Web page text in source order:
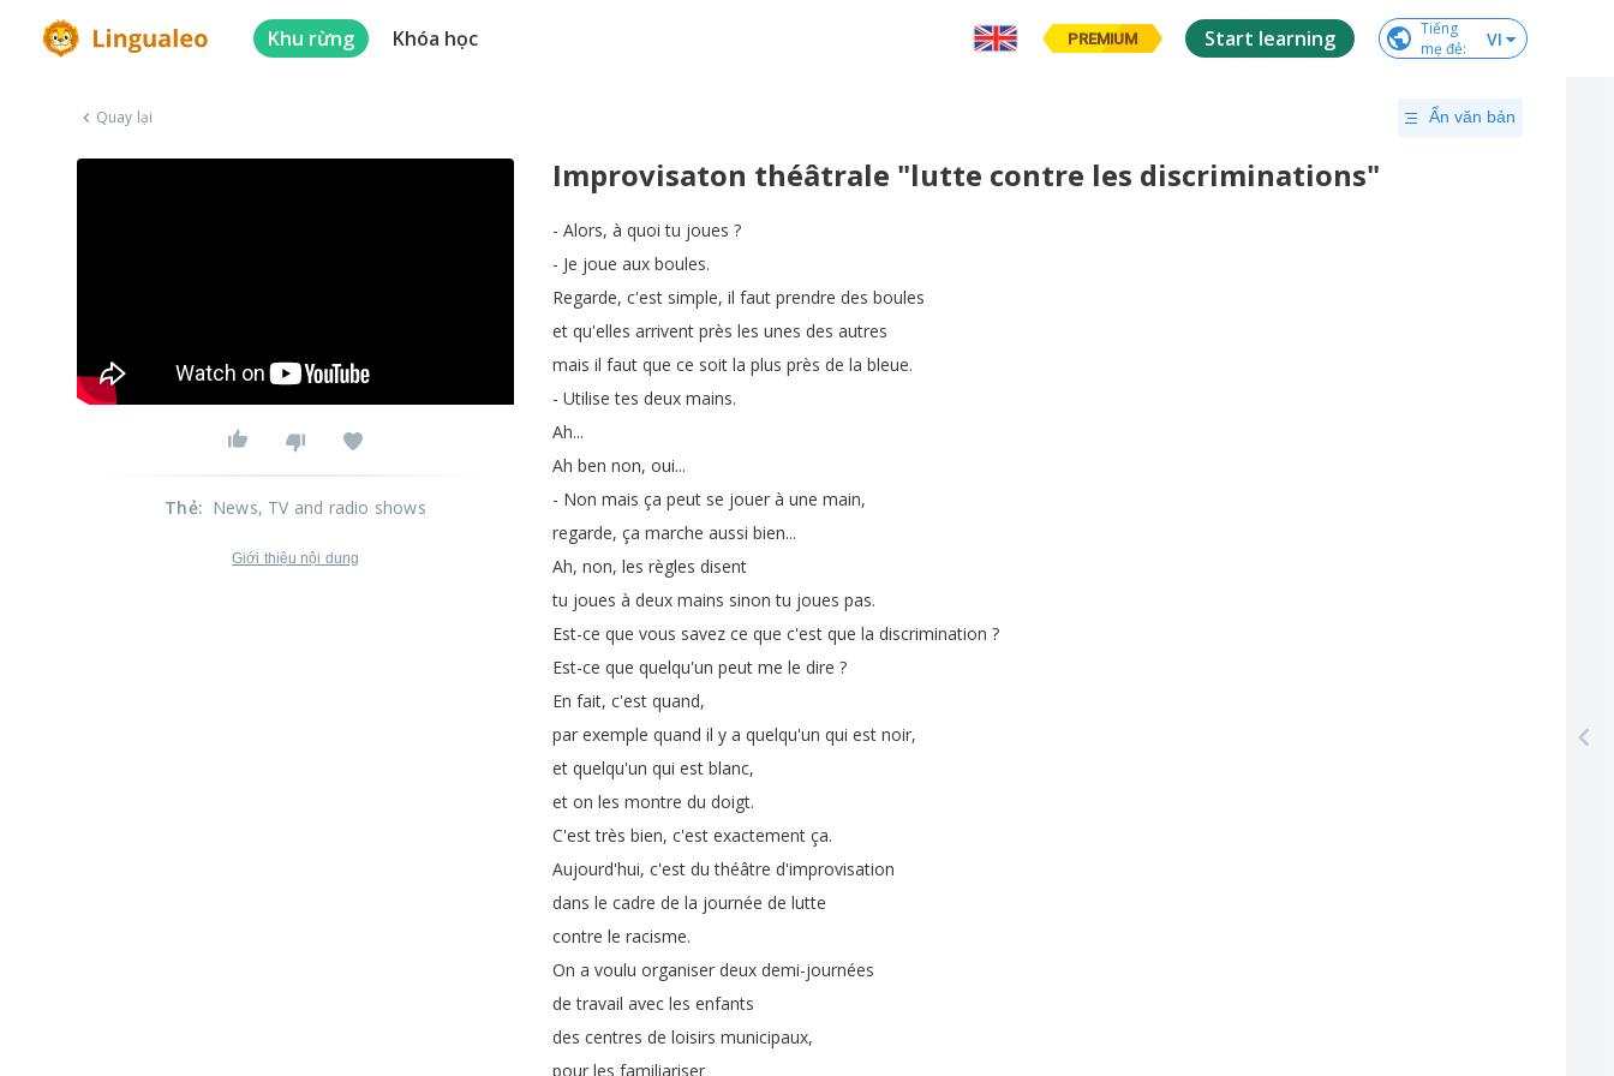
Khu rừng Khóa học PREMIUM Start learning
Tiếng
mẹ đẻ: VI
Quay lại Ẩn văn bản
Improvisaton théâtrale "lutte contre les discriminations"
- Alors, à quoi tu joues ?
- Je joue aux boules.
Regarde, c'est simple, il faut prendre des boules
et qu'elles arrivent près les unes des autres
mais il faut que ce soit la plus près de la bleue.
- Utilise tes deux mains.
Ah...
Ah ben non, oui...
- Non mais ça peut se jouer à une main,
regarde, ça marche aussi bien...
Ah, non, les règles disent
tu joues à deux mains sinon tu joues pas.
Est-ce que vous savez ce que c'est que la discrimination ?
Est-ce que quelqu'un peut me le dire ?
En fait, c'est quand,
par exemple quand il y a quelqu'un qui est noir,
et quelqu'un qui est blanc,
et on les montre du doigt.
C'est très bien, c'est exactement ça.
Aujourd'hui, c'est du théâtre d'improvisation
dans le cadre de la journée de lutte
contre le racisme.
On a voulu organiser deux demi-journées
de travail avec les enfants
des centres de loisirs municipaux,
pour les familiariser
Thẻ: News, TV and radio shows
Giới thiệu nội dung